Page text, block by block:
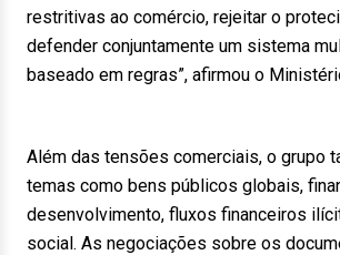
restritivas ao comércio, rejeitar o
defender conjuntamente um sistema
baseado em regras”, afirmou o
Além das tensões comerciais, o grupo
temas como bens públicos globais,
desenvolvimento, fluxos financeiros
social. As negociações sobre os